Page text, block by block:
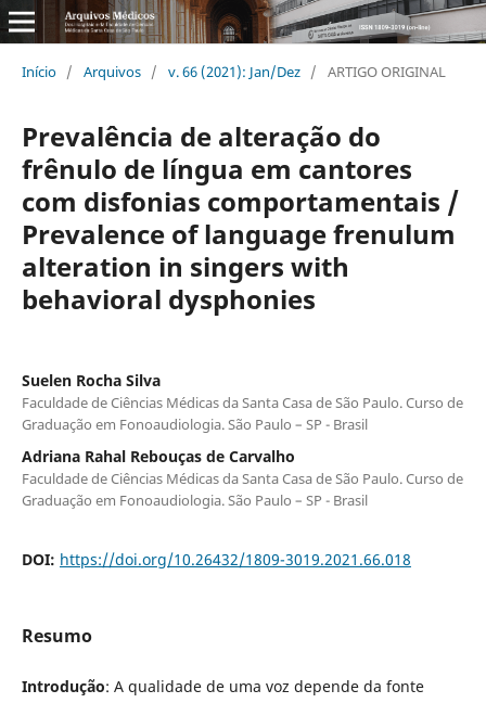
Início / Arquivos / v. 66 (2021): Jan/Dez / ARTIGO ORIGINAL
Prevalência de alteração do
frênulo de lí­ngua em cantores
com disfonias comportamentais /
Prevalence of language frenulum
alteration in singers with
behavioral dysphonies
Suelen Rocha Silva
Faculdade de Ciências Médicas da Santa Casa de São Paulo. Curso de
Graduação em Fonoaudiologia. São Paulo – SP - Brasil
Adriana Rahal Rebouças de Carvalho
Faculdade de Ciências Médicas da Santa Casa de São Paulo. Curso de
Graduação em Fonoaudiologia. São Paulo – SP - Brasil
DOI: https://doi.org/10.26432/1809-3019.2021.66.018
Resumo
Introdução: A qualidade de uma voz depende da fonte